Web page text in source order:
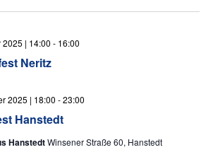
Neritz
| 14:00 - 16:00
Hanstedt
2025 | 18:00 -23:00
HanstedtWinsener Straße 60, Hanstedt